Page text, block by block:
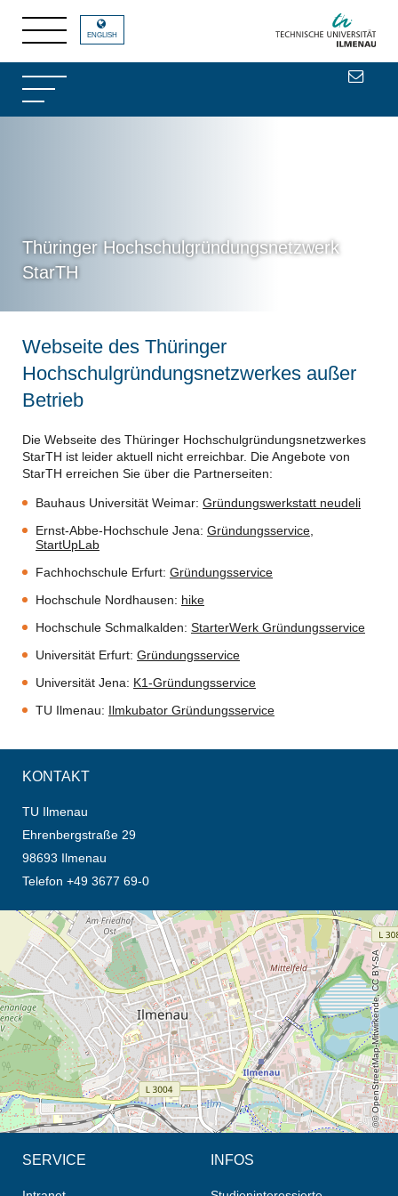
Thüringer Hochschulgründungsnetzwerk
StarTH
ENGLISH
Webseite des Thüringer
Hochschulgründungsnetzwerkes außer
Betrieb
Die Webseite des Thüringer Hochschulgründungsnetzwerkes
StarTH ist leider aktuell nicht erreichbar. Die Angebote von
StarTH erreichen Sie über die Partnerseiten:
Bauhaus Universität Weimar: Gründungswerkstatt neudeli
Ernst-Abbe-Hochschule Jena: Gründungsservice
StartUpLab
Fachhochschule Erfurt: Gründungsservice
Hochschule Nordhausen: hike
Hochschule Schmalkalden: StarterWerk Gründungsservice
Universität Erfurt: Gründungsservice
Universität Jena: K1-Gründungsservice
TU Ilmenau: Ilmkubator Gründungsservice
KONTAKT
TU Ilmenau
Ehrenbergstraße 29
98693 Ilmenau
Telefon +49 3677 69-0
Öffnet die Anfahrtsbeschreibung in neuem Tab (Karte)
© OpenStreetMap-Mitwirkende, CC BY-SA
SERVICE INFOS